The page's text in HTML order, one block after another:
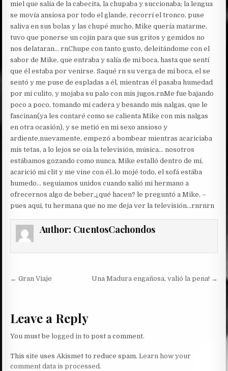
miel que salía de la cabecita, la chupaba y succionaba; la lengua
se movía ansiosa por todo el glande, recorrí el tronco, puse
saliva en sus bolas y las chupé mucho, Mike quería matarme,
tuvo que ponerse un cojín para que sus gritos y gemidos no
nos delataran… rnChupe con tanto gusto, deleitándome con el
sabor de Mike, que entraba y salía de mi boca, hasta que sentí
que él estaba por venirse. Saqué rn su verga de mi boca, el se
sentó y me puse de espladas a él, mientras él pasaba humedad
por mi culito, y mojaba su palo con mis jugos.rnMe fue bajando
poco a poco, tomando mi cadera y besando mis nalgas, que le
fascinan(ya les contaré como se calienta Mike con mis nalgas
en otra ocasión), y se metió en mi sexo ansioso y
ardiente,nuevamente, empezó a bombear mientras acariciaba
mis tetas, a lo lejos se oía la televisión, música… nosotros
estábamos gozando como nunca, Mike estalló dentro de mí,
acarició mi clit y me vine con él..lo mojé todo, el sofá estába
humedo… seguiamos unidos cuando salió mi hermano a
ofrecernos algo de beber,¿qué hacen? le preguntó a Mike, –
pues aqui, tu hermana que no me deja ver la televisión…rnrnrn
Author: CuentosCachondos
Post
← Gran Viaje Una Madura engañosa, valió la pena! →
Leave a Reply
You must belogged in to post a comment.
This site uses Akismet to reduce spam.Learn how your
comment data is processed.